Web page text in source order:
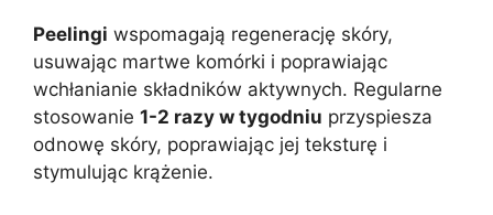
Peelingi wspomagają regenerację skóry,
usuwając martwe komórki i poprawiając
wchłanianie składników aktywnych. Regularne
stosowanie 1-2 razy w tygodniu przyspiesza
odnowę skóry, poprawiając jej teksturę i
stymulując krążenie.